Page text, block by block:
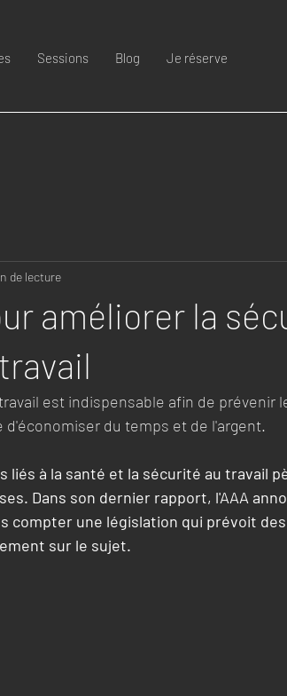
Sessions Blog Je réserve
améliorer la
de lecture
est indispensable afin de prévenir
du temps et de l'argent.
liés à la santé et la sécurité au travail
Dans son dernier rapport, l'AAA
compter une législation qui prévoit
sur le sujet.